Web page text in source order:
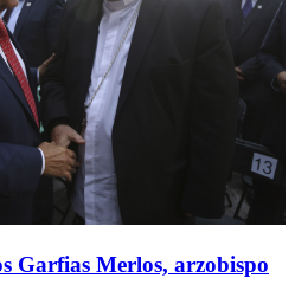
Garfias Merlos, arzobispo